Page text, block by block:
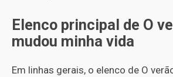
Elenco principal de O
mudou minha vida
Em linhas gerais, o elenco de O